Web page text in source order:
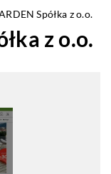
Spółka z o.o.
z o.o.